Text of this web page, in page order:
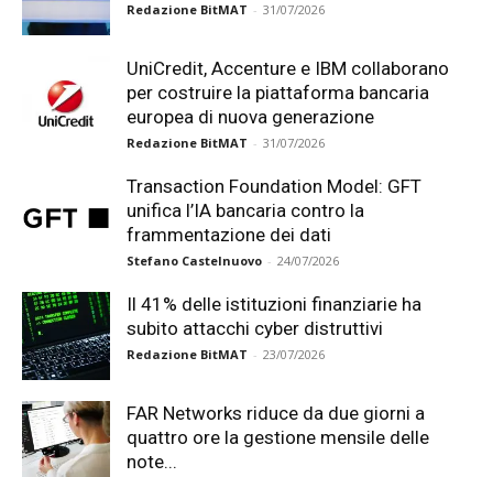
Redazione BitMAT - 31/07/2026
UniCredit, Accenture e IBM collaborano
per costruire la piattaforma bancaria
europea di nuova generazione
Redazione BitMAT - 31/07/2026
Transaction Foundation Model: GFT
unifica l’IA bancaria contro la
frammentazione dei dati
Stefano Castelnuovo - 24/07/2026
Il 41% delle istituzioni finanziarie ha
subito attacchi cyber distruttivi
Redazione BitMAT - 23/07/2026
FAR Networks riduce da due giorni a
quattro ore la gestione mensile delle
note...